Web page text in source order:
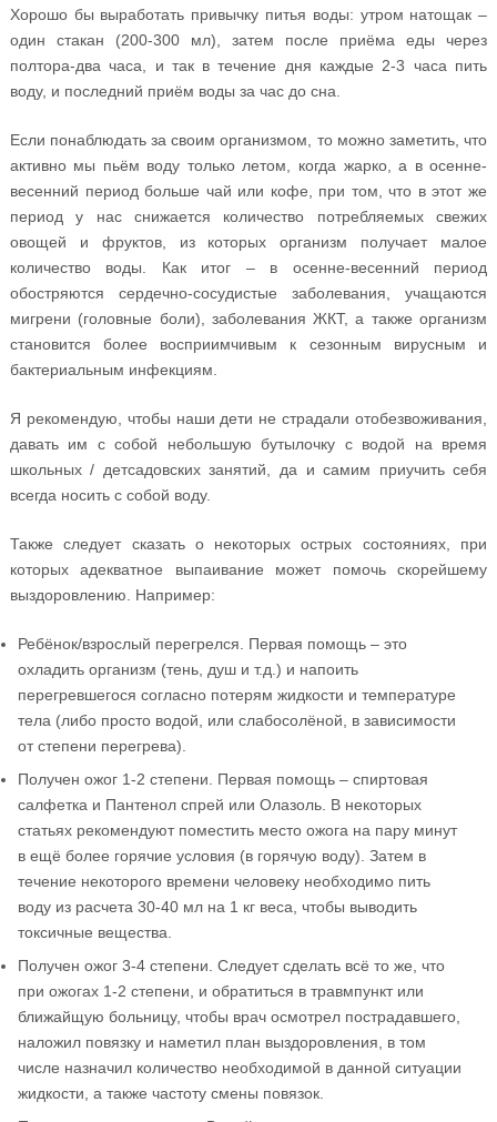
Хорошо бы выработать привычку питья воды: утром натощак –
один стакан (200-300 мл), затем после приёма еды через
полтора-два часа, и так в течение дня каждые 2-3 часа пить
воду, и последний приём воды за час до сна.
Если понаблюдать за своим организмом, то можно заметить, что
активно мы пьём воду только летом, когда жарко, а в осенне-
весенний период больше чай или кофе, при том, что в этот же
период у нас снижается количество потребляемых свежих
овощей и фруктов, из которых организм получает малое
количество воды. Как итог – в осенне-весенний период
обостряются сердечно-сосудистые заболевания, учащаются
мигрени (головные боли), заболевания ЖКТ, а также организм
становится более восприимчивым к сезонным вирусным и
бактериальным инфекциям.
Я рекомендую, чтобы наши дети не страдали отобезвоживания,
давать им с собой небольшую бутылочку с водой на время
школьных / детсадовских занятий, да и самим приучить себя
всегда носить с собой воду.
Также следует сказать о некоторых острых состояниях, при
которых адекватное выпаивание может помочь скорейшему
выздоровлению. Например:
Ребёнок/взрослый перегрелся. Первая помощь – это
охладить организм (тень, душ и т.д.) и напоить
перегревшегося согласно потерям жидкости и температуре
тела (либо просто водой, или слабосолёной, в зависимости
от степени перегрева).
Получен ожог 1-2 степени. Первая помощь – спиртовая
салфетка и Пантенол спрей или Олазоль. В некоторых
статьях рекомендуют поместить место ожога на пару минут
в ещё более горячие условия (в горячую воду). Затем в
течение некоторого времени человеку необходимо пить
воду из расчета 30-40 мл на 1 кг веса, чтобы выводить
токсичные вещества.
Получен ожог 3-4 степени. Следует сделать всё то же, что
при ожогах 1-2 степени, и обратиться в травмпункт или
ближайщую больницу, чтобы врач осмотрел пострадавшего,
наложил повязку и наметил план выздоровления, в том
числе назначил количество необходимой в данной ситуации
жидкости, а также частоту смены повязок.